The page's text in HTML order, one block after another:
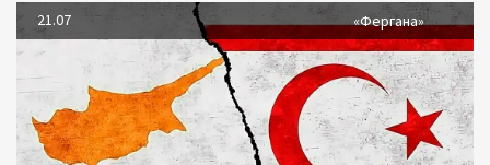
21.07 «Фергана»